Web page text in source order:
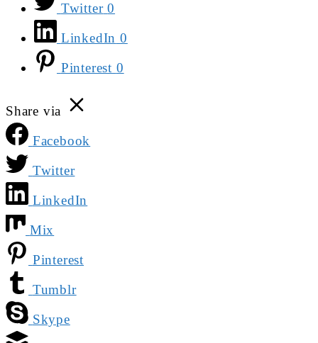
Twitter 0
LinkedIn 0
Pinterest 0
Share via
Facebook
Twitter
LinkedIn
Mix
Pinterest
Tumblr
Skype